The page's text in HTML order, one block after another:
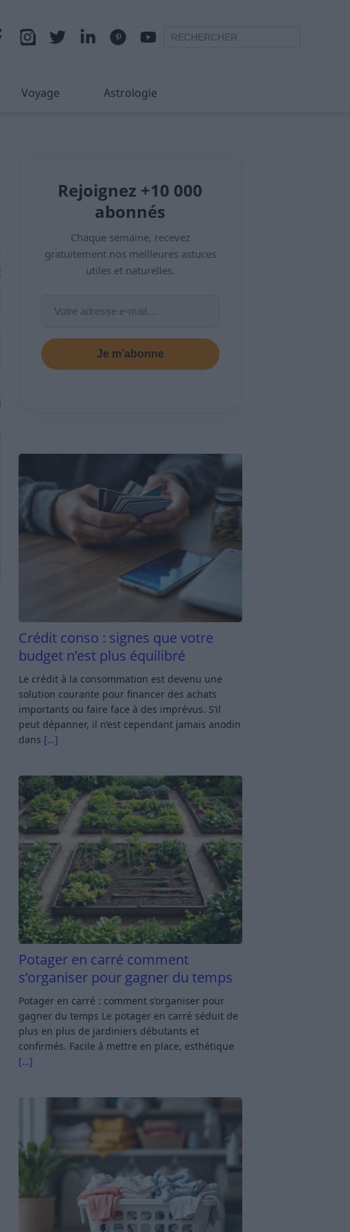
Voyage Astrologie
Rejoignez +10 000
abonnés
Chaque semaine, recevez
gratuitement nos meilleures astuces
utiles et naturelles.
Je m’abonne
Crédit conso : signes que votre
budget n’est plus équilibré
Le crédit à la consommation est devenu une
solution courante pour financer des achats
importants ou faire face à des imprévus. S’il
peut dépanner, il n’est cependant jamais anodin
dans […]
Potager en carré comment
s’organiser pour gagner du temps
Potager en carré : comment s’organiser pour
gagner du temps Le potager en carré séduit de
plus en plus de jardiniers débutants et
confirmés. Facile à mettre en place, esthétique
[…]